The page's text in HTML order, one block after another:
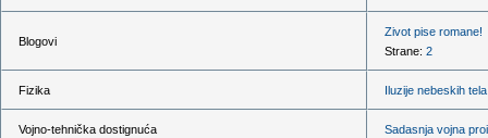
Blogovi
Zivot pise romane!
Strane: 2
Fizika Iluzije nebeskih tela
Vojno-tehnička dostignuća Sadasnja vojna